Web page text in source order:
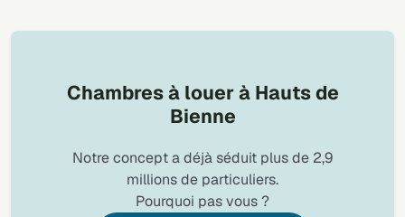
Chambres à louer à Hauts de
Bienne
Notre concept a déjà séduit plus de 2,9
millions de particuliers.
Pourquoi pas vous ?